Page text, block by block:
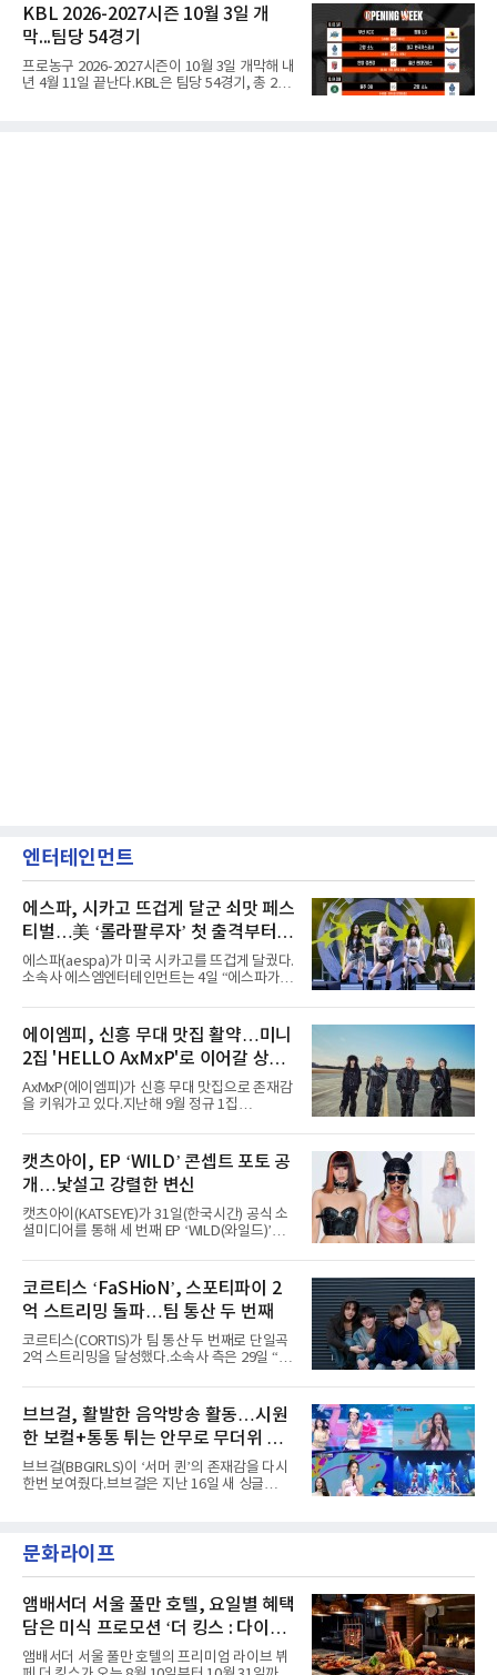
다.하지만 후반 들어 양정고의 거센 반격에 밀리
면서 경복고는 승리를 장담할
카드를 받았다고 밝혔다. 두 선수는 지난 3일부
터 7일까지 서울 해비치 강동 테니스클럽에서
열린 유진투자증권 넥스트젠 인비테이셔널 로드
투 서울오픈 결승에 진출해 출전권을 얻었
다.2009년생 조민혁은 결승에서 동갑내기 김태
우를 2-0(6-3 6-3)으로 꺾고 우승해 상금 500만
KBL 2026-2027시즌 10월 3일 개
막...팀당 54경기
프로농구 2026-2027시즌이 10월 3일 개막해 내
년 4월 11일 끝난다.KBL은 팀당 54경기, 총 270
엔터테인먼트
에스파, 시카고 뜨겁게 달군 쇠맛 페스
티벌…美 ‘롤라팔루자’ 첫 출격부터
증명한 존재감
에스파(aespa)가 미국 시카고를 뜨겁게 달궜다.
소속사 에스엠엔터테인먼트는 4일 “에스파가
서 열린 ‘롤라팔루자 시카고’(Lollapalooza
Chicago)의 알리안츠 스테이지에 올랐다”며
“총 14곡으로 구성된 세트리스트를 선사, 데뷔 7
년 차다운 노련한 무대 매너와 파워풀한 에너지
로 현장의 분위기를 압도했다”고 밝혔다.1991
년 시작된 ‘롤라팔루자’는 8개 스테이지, 170여
팀의 아티스트와 40만 명 이상의 관객이 운집하
코르티스 등 K팝 스타들이 출연진 명단에 이름
을 올렸다.이날 에스파는
에이엠피, 신흥 무대 맛집 활약…미니
2집 'HELLO AxMxP'로 이어갈 상승
세
AxMxP(에이엠피)가 신흥 무대 맛집으로 존재감
을 키워가고 있다.지난해 9월 정규 1집
AxMxP는 데뷔 전부터 버스킹과 각종 페스티벌,
공연 무대에 오르며 실전 경험을 쌓아왔다.이들
은 소속사 패밀리 콘서트를 비롯해 '뷰티풀 민트
라이프 2025', '2025 부산국제록페스티벌' 등 대
형 무대에 잇달아 출연해 당찬 에너지와 풋풋한
매력으로 음악팬들의 눈도장을 찍었다.이후
AxMxP는 '카운트다운 판타지 2025-2026',
정적인 실력을 입증했고, 올해 '2026 어썸뮤직
페스티벌', '뷰티풀 민트 라이프 2026', '2026
캣츠아이, EP ‘WILD’ 콘셉트 포토 공
개…낯설고 강렬한 변신
캣츠아이(KATSEYE)가 31일(한국시간) 공식 소
셜미디어를 통해 세 번째 EP ‘WILD(와일드)’의
heart(와일드 하트)’라는 제목이 붙은 콘셉트 포
토에는 멤버들의 본능적이고 야성적인 면모가
강렬하게 담겼다. 짙은 아이섀도와 푸른빛·금빛·
붉은빛의 컬러 렌즈가 비현실적인 분위기를 자
아내고, 여러 원색이 불규칙하게 뒤섞인 멀티컬
러 헤어와 과감한 블루·블랙 립 메이크업이 낯설
고도 매혹적인 비주얼을 완성했다.스타일링 역
엣을 거침없이 결합했다. 멤버들은 각기 다른 개
성을 살린 스타일링을 선
코르티스 ‘FaSHioN’, 스포티파이 2
억 스트리밍 돌파…팀 통산 두 번째
코르티스(CORTIS)가 팀 통산 두 번째로 단일곡
2억 스트리밍을 달성했다.소속사 측은 29일 “코
벌 오디오·음원 스트리밍 플랫폼 스포티파이에
서 27일 자로 누적 재생 수 2억 회를 돌파했
다”고 밝혔다.곡이 발표된 지 약 10개월 만이다.
팀의 첫 번째 2억 스트리밍 곡은 동일 음반에 수
록된 ‘GO!’다. 이 노래는 공개 약 9개월 만인 지
난달 26일 자에 2억 고지를 밟았다. 이는 최근 5
년 내 데뷔한 보이그룹의 곡 중 최단기 2억 달성
했다. “내 티, 5 bucks 바지는, 만원” 등 멤버들
의 라이프 스타일
브브걸, 활발한 음악방송 활동…시원
한 보컬+통통 튀는 안무로 무더위 사
냥
브브걸(BBGIRLS)이 ‘서머 퀸’의 존재감을 다시
한번 보여줬다.브브걸은 지난 16일 새 싱글
MBC '쇼! 음악중심', SBS '인기가요' 등 주요 음
악방송 무대에 올라 화려한 퍼포먼스를 펼쳤다.
력을 앞세워 매 무대 색다른 볼거리를 선사했다.
특히 화사한 파스텔 톤의 비치웨어부터 청량한
마린룩, 햇살 아래 반짝이는 물결을 연상시키는
스커트, 강렬한 붉은 계열의 스타일링까지 각기
다른 매력을 선보였다. 브브걸은 다채로운 여름
문화라이프
앰배서더 서울 풀만 호텔, 요일별 혜택
담은 미식 프로모션 ‘더 킹스 : 다이닝
프리빌리지즈’ 선봬
앰배서더 서울 풀만 호텔의 프리미엄 라이브 뷔